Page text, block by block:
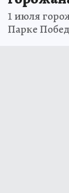
1 июля
Парке